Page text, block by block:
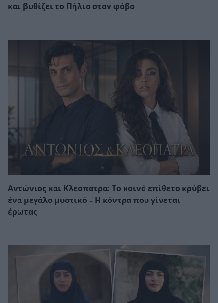
και βυθίζει το Πήλιο στον φόβο
Αντώνιος και Κλεοπάτρα: Το κοινό επίθετο κρύβει
ένα μεγάλο μυστικό – Η κόντρα που γίνεται
έρωτας